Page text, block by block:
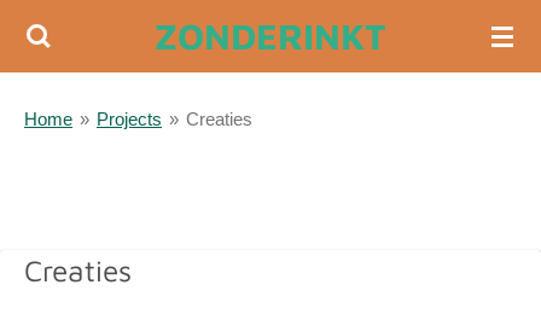
Ga
de
ZONDERINKT
Home » Projects » Creaties
Creaties